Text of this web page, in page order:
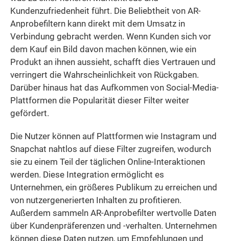
Kundenzufriedenheit führt. Die Beliebtheit von AR-
Anprobefiltern kann direkt mit dem Umsatz in
Verbindung gebracht werden. Wenn Kunden sich vor
dem Kauf ein Bild davon machen können, wie ein
Produkt an ihnen aussieht, schafft dies Vertrauen und
verringert die Wahrscheinlichkeit von Rückgaben.
Darüber hinaus hat das Aufkommen von Social-Media-
Plattformen die Popularität dieser Filter weiter
gefördert.
Die Nutzer können auf Plattformen wie Instagram und
Snapchat nahtlos auf diese Filter zugreifen, wodurch
sie zu einem Teil der täglichen Online-Interaktionen
werden. Diese Integration ermöglicht es
Unternehmen, ein größeres Publikum zu erreichen und
von nutzergenerierten Inhalten zu profitieren.
Außerdem sammeln AR-Anprobefilter wertvolle Daten
über Kundenpräferenzen und -verhalten. Unternehmen
können diese Daten nutzen, um Empfehlungen und